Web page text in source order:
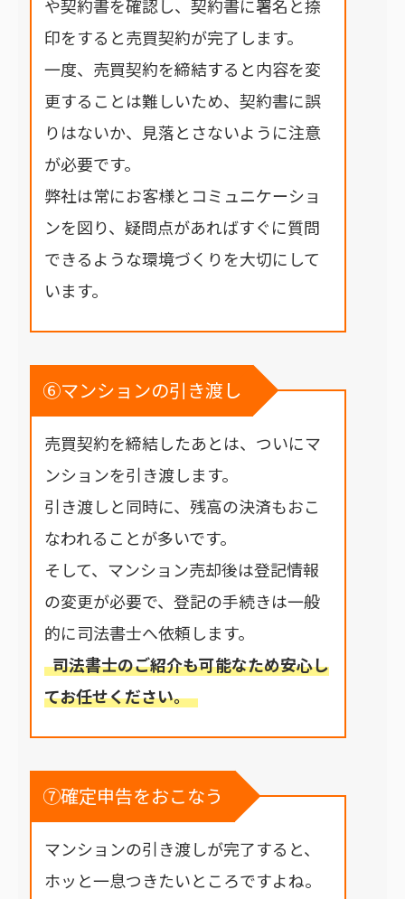
や契約書を確認し、契約書に署名と捺
印をすると売買契約が完了します。
一度、売買契約を締結すると内容を変
更することは難しいため、契約書に誤
りはないか、見落とさないように注意
が必要です。
弊社は常にお客様とコミュニケーショ
ンを図り、疑問点があればすぐに質問
できるような環境づくりを大切にして
います。
⑥マンションの引き渡し
売買契約を締結したあとは、ついにマ
ンションを引き渡します。
引き渡しと同時に、残高の決済もおこ
なわれることが多いです。
そして、マンション売却後は登記情報
の変更が必要で、登記の手続きは一般
的に司法書士へ依頼します。
司法書士のご紹介も可能なため安心し
てお任せください。
⑦確定申告をおこなう
マンションの引き渡しが完了すると、
ホッと一息つきたいところですよね。